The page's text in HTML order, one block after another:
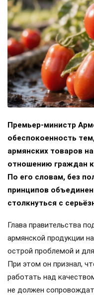
Премьер-министр
обеспокоенность
армянских товаров
отношению граждан
По его словам, без
принципов
столкнуться с
Глава правительства
армянской продукции
острой проблемой и
При этом он признал,
работать над
не должен